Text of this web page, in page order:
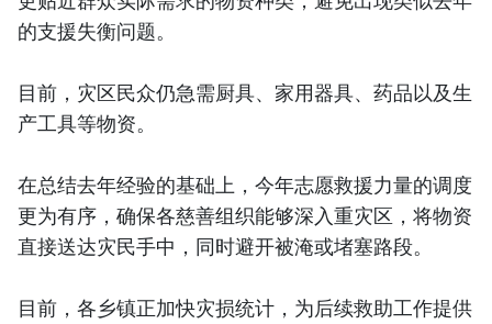
的支援失衡问题。
目前，灾区民众仍急需厨具、家用器具、药品以及生
产工具等物资。
在总结去年经验的基础上，今年志愿救援力量的调度
更为有序，确保各慈善组织能够深入重灾区，将物资
直接送达灾民手中，同时避开被淹或堵塞路段。
目前，各乡镇正加快灾损统计，为后续救助工作提供